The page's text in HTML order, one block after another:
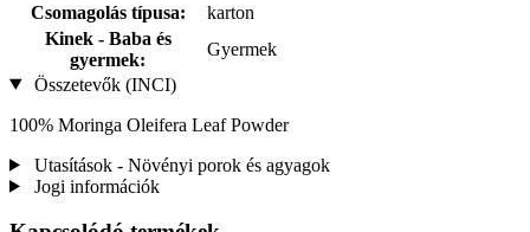
Csomagolás típusa:
karton
Kinek - Baba és
gyermek:
Gyermek
Összetevők (INCI)
100% Moringa Oleifera Leaf Powder
Utasítások - Növényi porok és agyagok
Jogi információk